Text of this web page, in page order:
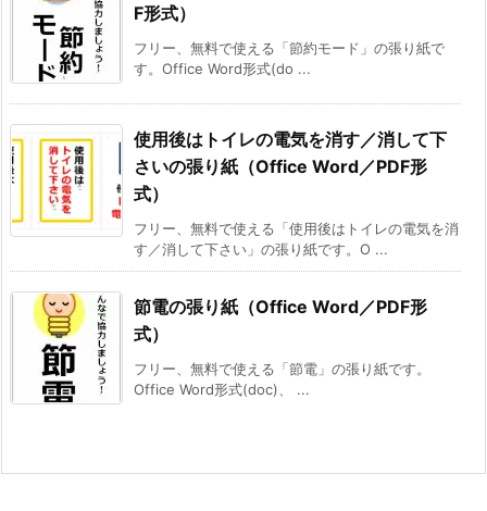
F形式）
フリー、無料で使える「節約モード」の張り紙で
す。Office Word形式(do ...
使用後はトイレの電気を消す／消して下
さいの張り紙（Office Word／PDF形
式）
フリー、無料で使える「使用後はトイレの電気を消
す／消して下さい」の張り紙です。O ...
節電の張り紙（Office Word／PDF形
式）
フリー、無料で使える「節電」の張り紙です。
Office Word形式(doc)、 ...